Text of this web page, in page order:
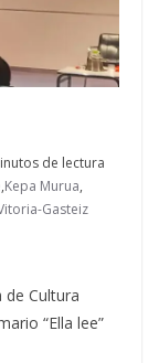
de lectura
,Kepa Murua,
Gasteiz
de Cultura
“Ella lee”